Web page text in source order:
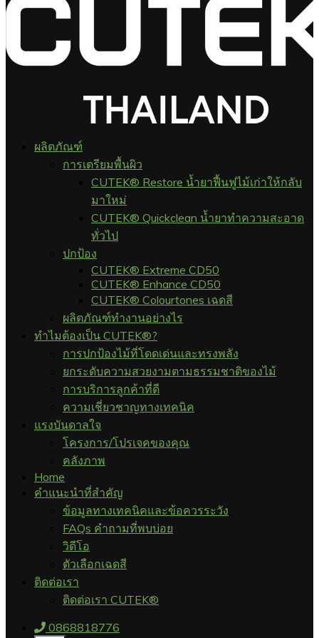
ผลิตภัณฑ์
การเตรียมพื้นผิว
CUTEK® Restore น้ำยาฟื้นฟูไม้เก่าให้กลับ
มาใหม่
CUTEK® Quickclean น้ำยาทำความสะอาด
ทั่วไป
ปกป้อง
CUTEK® Extreme CD50
CUTEK® Enhance CD50
CUTEK® Colourtones เฉดสี
ผลิตภัณฑ์ทำงานอย่างไร
ทำไมต้องเป็น CUTEK®?
การปกป้องไม้ที่โดดเด่นและทรงพลัง
ยกระดับความสวยงามตามธรรมชาติของไม้
การบริการลูกค้าที่ดี
ความเชี่ยวชาญทางเทคนิค
แรงบันดาลใจ
โครงการ/โปรเจคของคุณ
คลังภาพ
Home
คำแนะนำที่สำคัญ
ข้อมูลทางเทคนิคและข้อควรระวัง
FAQs คำถามที่พบบ่อย
วิดีโอ
ตัวเลือกเฉดสี
ติดต่อเรา
ติดต่อเรา CUTEK®
0868818776